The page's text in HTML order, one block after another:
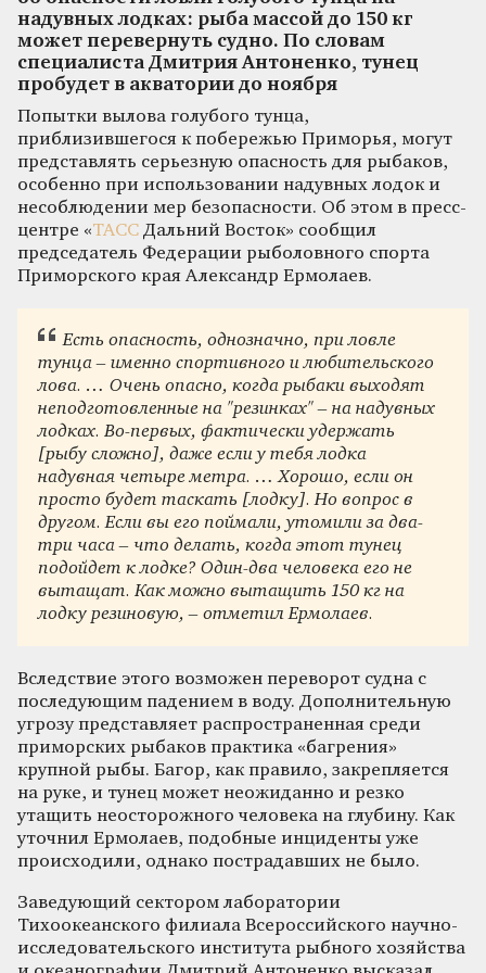
надувных лодках: рыба массой до 150 кг
может перевернуть судно. По словам
специалиста Дмитрия Антоненко, тунец
пробудет в акватории до ноября
Попытки вылова голубого тунца,
приблизившегося к побережью Приморья, могут
представлять серьезную опасность для рыбаков,
особенно при использовании надувных лодок и
несоблюдении мер безопасности. Об этом в пресс-
центре «ТАСС Дальний Восток» сообщил
председатель Федерации рыболовного спорта
Приморского края Александр Ермолаев.
Есть опасность, однозначно, при ловле
тунца – именно спортивного и любительского
лова. … Очень опасно, когда рыбаки выходят
неподготовленные на "резинках" – на надувных
лодках. Во-первых, фактически удержать
[рыбу сложно], даже если у тебя лодка
надувная четыре метра. … Хорошо, если он
просто будет таскать [лодку]. Но вопрос в
другом. Если вы его поймали, утомили за два-
три часа – что делать, когда этот тунец
подойдет к лодке? Один-два человека его не
вытащат. Как можно вытащить 150 кг на
лодку резиновую, – отметил Ермолаев.
Вследствие этого возможен переворот судна с
последующим падением в воду. Дополнительную
угрозу представляет распространенная среди
приморских рыбаков практика «багрения»
крупной рыбы. Багор, как правило, закрепляется
на руке, и тунец может неожиданно и резко
утащить неосторожного человека на глубину. Как
уточнил Ермолаев, подобные инциденты уже
происходили, однако пострадавших не было.
Заведующий сектором лаборатории
Тихоокеанского филиала Всероссийского научно-
исследовательского института рыбного хозяйства